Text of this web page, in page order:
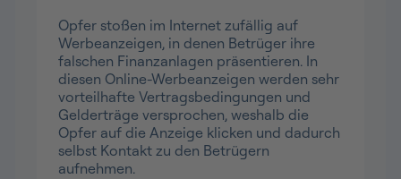
Opfer stoßen im Internet zufällig auf
Werbeanzeigen, in denen Betrüger ihre
falschen Finanzanlagen präsentieren. In
diesen Online-Werbeanzeigen werden sehr
vorteilhafte Vertragsbedingungen und
Gelderträge versprochen, weshalb die
Opfer auf die Anzeige klicken und dadurch
selbst Kontakt zu den Betrügern
aufnehmen.